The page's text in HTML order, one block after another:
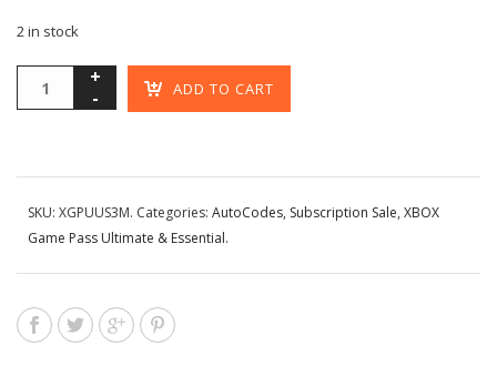
2 in stock
ADD TO CART
SKU: XGPUUS3M. Categories: AutoCodes, Subscription Sale, XBOX
Game Pass Ultimate & Essential.